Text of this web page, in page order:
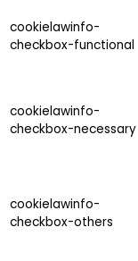
cookielawinfo-
checkbox-functional
cookielawinfo-
checkbox-necessary
cookielawinfo-
checkbox-others